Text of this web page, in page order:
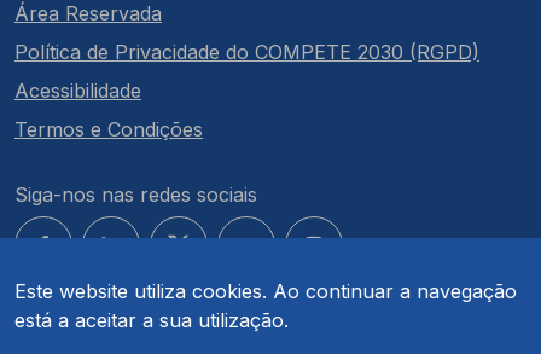
Este website utiliza cookies. Ao continuar a navegação
está a aceitar a sua utilização.
Área Reservada
Política de Privacidade do COMPETE 2030 (RGPD)
Acessibilidade
Termos e Condições
Siga-nos nas redes sociais